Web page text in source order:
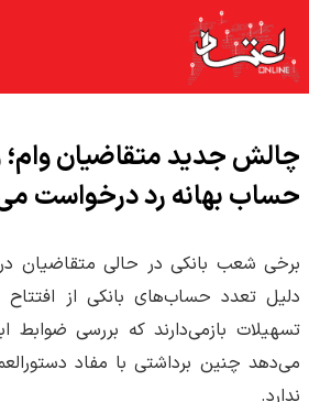
چالش جدید متقاضیان وام؛
حساب بهانه رد درخواست
برخی شعب بانکی در حالی متقاضیان
دلیل تعدد حساب‌های بانکی از
تسهیلات بازمی‌دارند که بررسی ضوابط
می‌دهد چنین برداشتی با مفاد
ندارد.